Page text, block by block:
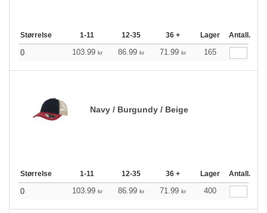
Størrelse 1-11 12-35 36 + Lager Antall.
0 103.99 kr 86.99 kr 71.99 kr 165
Navy / Burgundy / Beige
Størrelse 1-11 12-35 36 + Lager Antall.
0 103.99 kr 86.99 kr 71.99 kr 400